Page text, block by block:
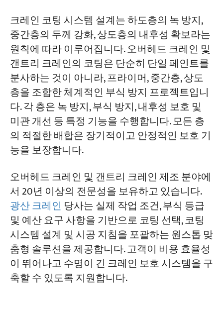
크레인 코팅 시스템 설계는 하도층의 녹 방지,
중간층의 두께 강화, 상도층의 내후성 확보라는
원칙에 따라 이루어집니다. 오버헤드 크레인 및
갠트리 크레인의 코팅은 단순히 단일 페인트를
분사하는 것이 아니라, 프라이머, 중간층, 상도
층을 조합한 체계적인 부식 방지 프로젝트입니
다. 각 층은 녹 방지, 부식 방지, 내후성 보호 및
미관 개선 등 특정 기능을 수행합니다. 모든 층
의 적절한 배합은 장기적이고 안정적인 보호 기
능을 보장합니다.
오버헤드 크레인 및 갠트리 크레인 제조 분야에
서 20년 이상의 전문성을 보유하고 있습니다.
광산 크레인 당사는 실제 작업 조건, 부식 등급
및 예산 요구 사항을 기반으로 코팅 선택, 코팅
시스템 설계 및 시공 지침을 포괄하는 원스톱 맞
춤형 솔루션을 제공합니다. 고객이 비용 효율성
이 뛰어나고 수명이 긴 크레인 보호 시스템을 구
축할 수 있도록 지원합니다.